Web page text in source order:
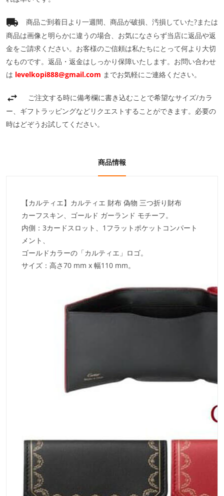
商品ご到着日より一週間、商品が破損、汚損していた?または
商品は画像と明らかに違うの場合、お気になさらず当店に返品や返
金をご請求ください。お客様のご信頼は私たちにとって何より大切
なものです。返品・返金はしっかり保障いたします。お問い合わせ
は levelkopi888@gmail.com までお気軽にご連絡ください。
ご注文する時に備考欄に書き込むことで希望なサイズ/カラ
ー、ギフトラッピングなどリクエストすることができます。必要の
時はどぞうお試してください。
商品情報
【カルティエ】カルティエ 財布 偽物 三つ折り財布
カーフスキン、ゴールド ガーランド モチーフ。
内側：3カードスロット、1フラットポケットコンパート
メント、
ゴールドカラーの「カルティエ」ロゴ。
サイズ：高さ70 mm x 幅110 mm。